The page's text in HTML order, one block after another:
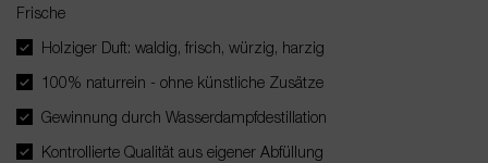
Frische
Holziger Duft: waldig, frisch, würzig, harzig
100% naturrein - ohne künstliche Zusätze
Gewinnung durch Wasserdampfdestillation
Kontrollierte Qualität aus eigener Abfüllung